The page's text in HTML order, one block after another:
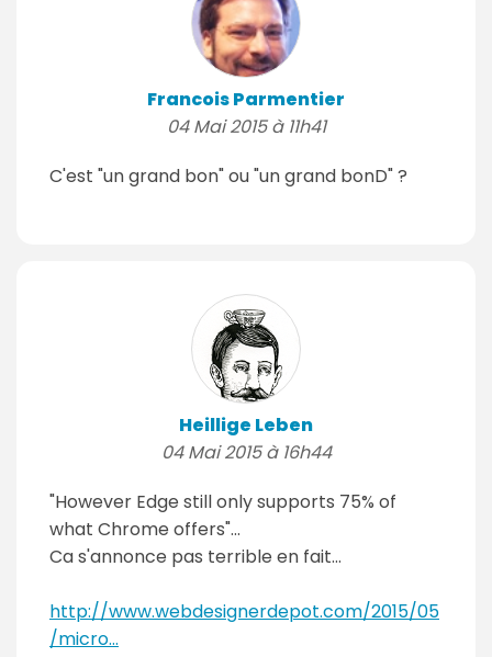
Francois Parmentier
04 Mai 2015 à 11h41
C'est "un grand bon" ou "un grand bonD" ?
Heillige Leben
04 Mai 2015 à 16h44
"However Edge still only supports 75% of
what Chrome offers"...
Ca s'annonce pas terrible en fait...
http://www.webdesignerdepot.com/2015/05
/micro...